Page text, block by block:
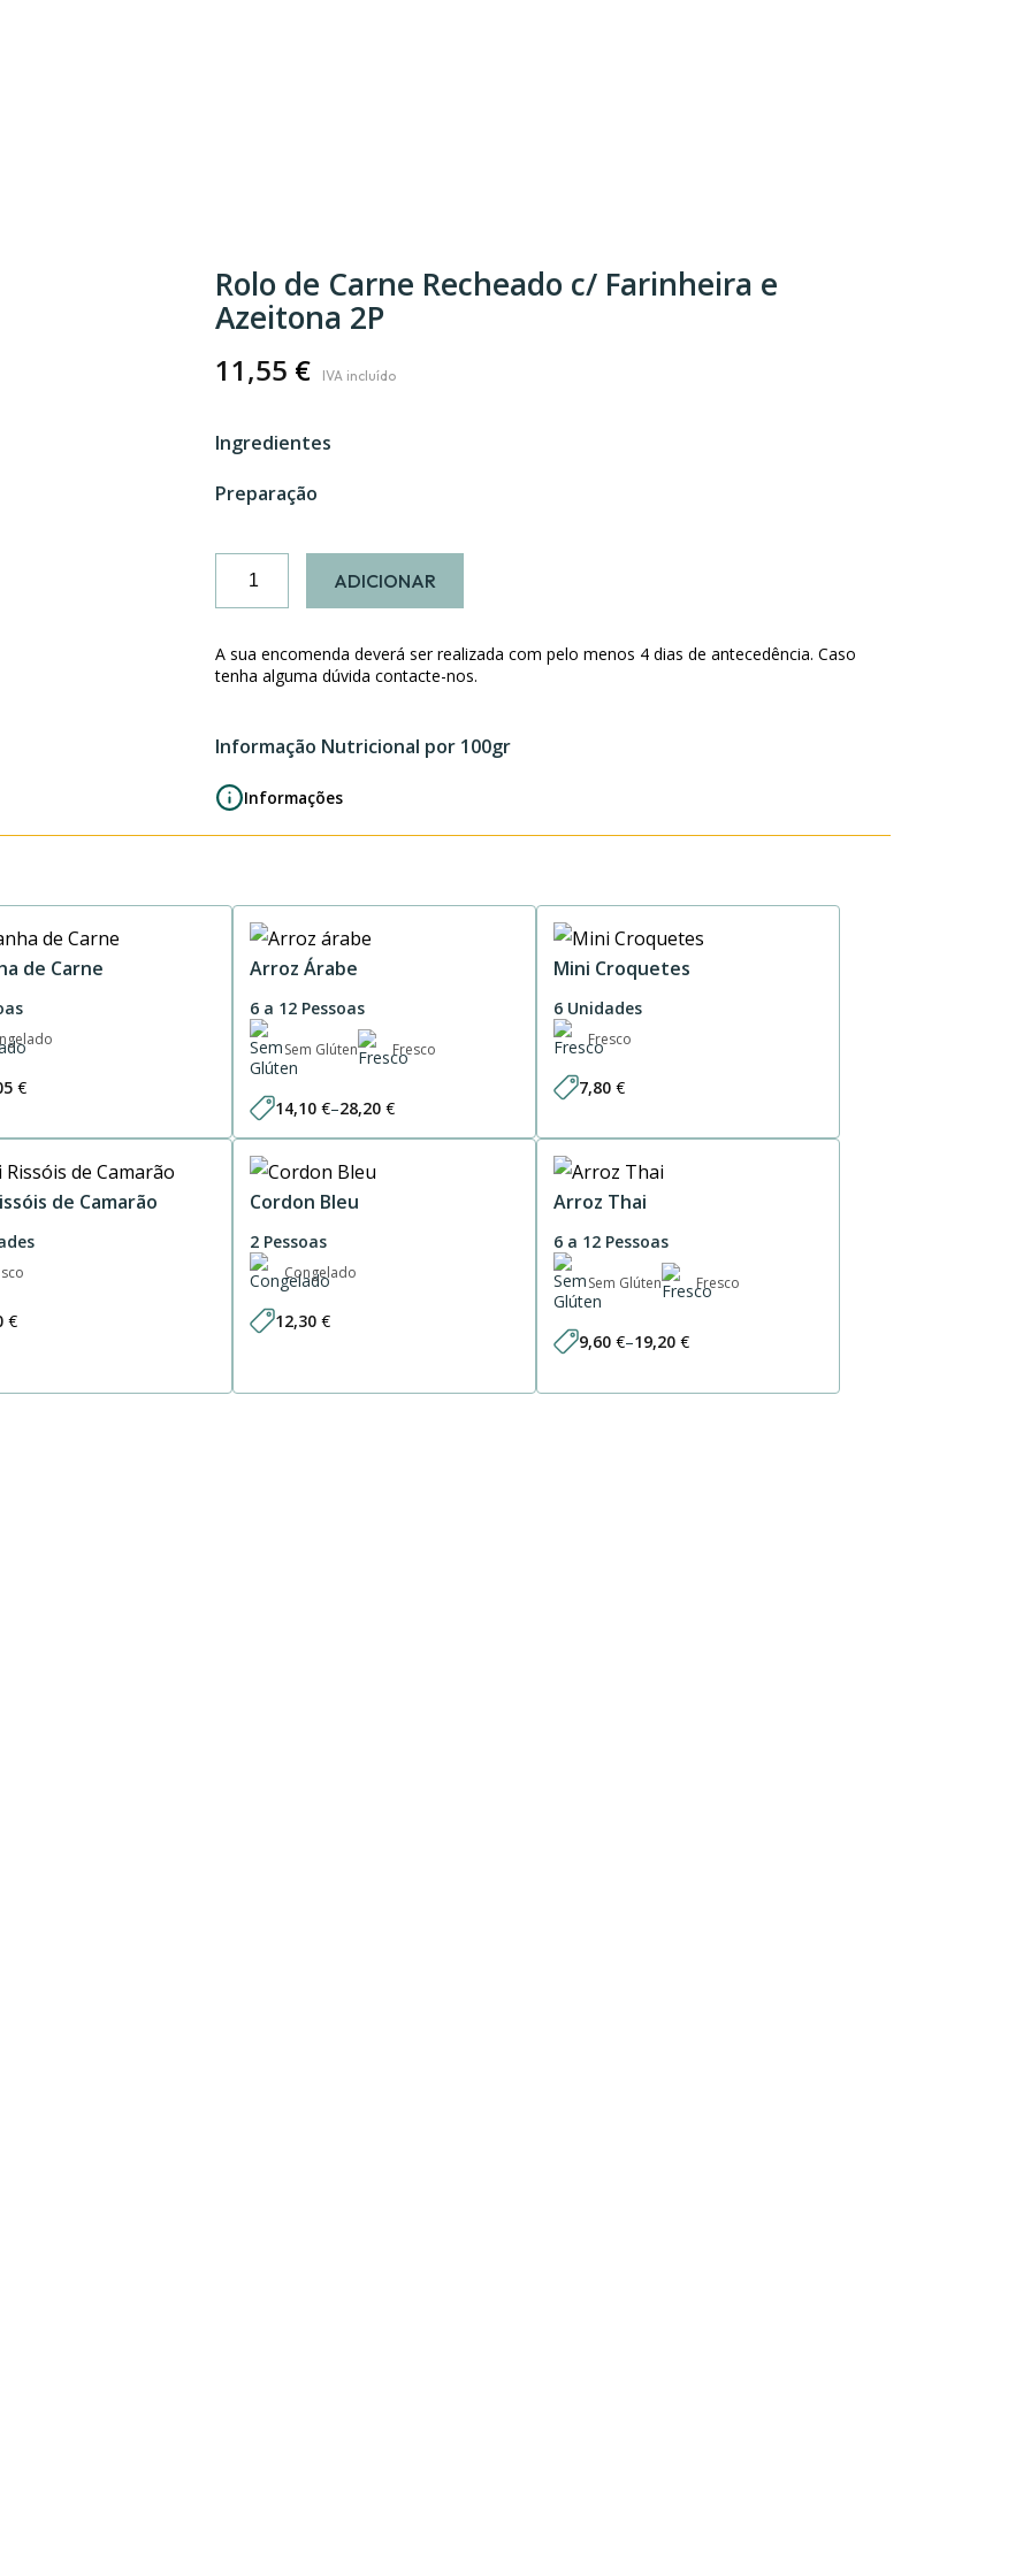
Rolo de Carne Recheado c/ Farinheira e
Azeitona 2P
11,55 €
Ingredientes
Preparação
de
Carne
Farinheira
e
Azeitona
2P
ADICIONAR
A sua encomenda deverá ser realizada com pelo menos 4 dias de antecedência. Caso
tenha alguma dúvida contacte-nos.
Informação Nutricional por 100gr
Informações
de Carne
€
Arroz Árabe
6 a 12 Pessoas
Sem Glúten Fresco
14,10 €–28,20 €
Price
range:
through
28,20 €
Mini Croquetes
6 Unidades
Fresco
7,80 €
de Camarão
€
Cordon Bleu
2 Pessoas
Congelado
12,30 €
Arroz Thai
6 a 12 Pessoas
Sem Glúten Fresco
9,60 €–19,20 €
Price
9,60 €